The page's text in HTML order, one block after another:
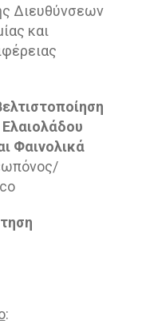
Διευθύνσεων
και
Φαινολικά
: